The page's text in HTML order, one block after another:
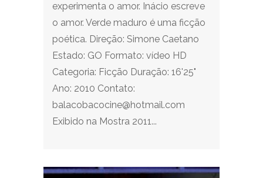
experimenta o amor. Inácio escreve
o amor. Verde maduro é uma ficção
poética. Direção: Simone Caetano
Estado: GO Formato: vídeo HD
Categoria: Ficção Duração: 16'25"
Ano: 2010 Contato:
balacobacocine@hotmail.com
Exibido na Mostra 2011...